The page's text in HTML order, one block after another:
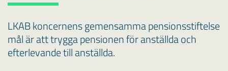
LKAB koncernens gemensamma pensionsstiftelse
mål är att trygga pensionen för anställda och
efterlevande till anställda.